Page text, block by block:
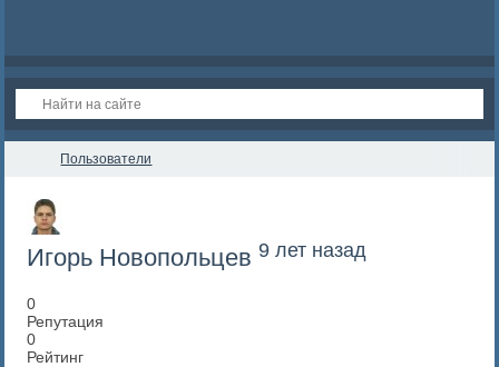
Пользователи
Игорь Новопольцев 9 лет назад
0
Репутация
0
Рейтинг